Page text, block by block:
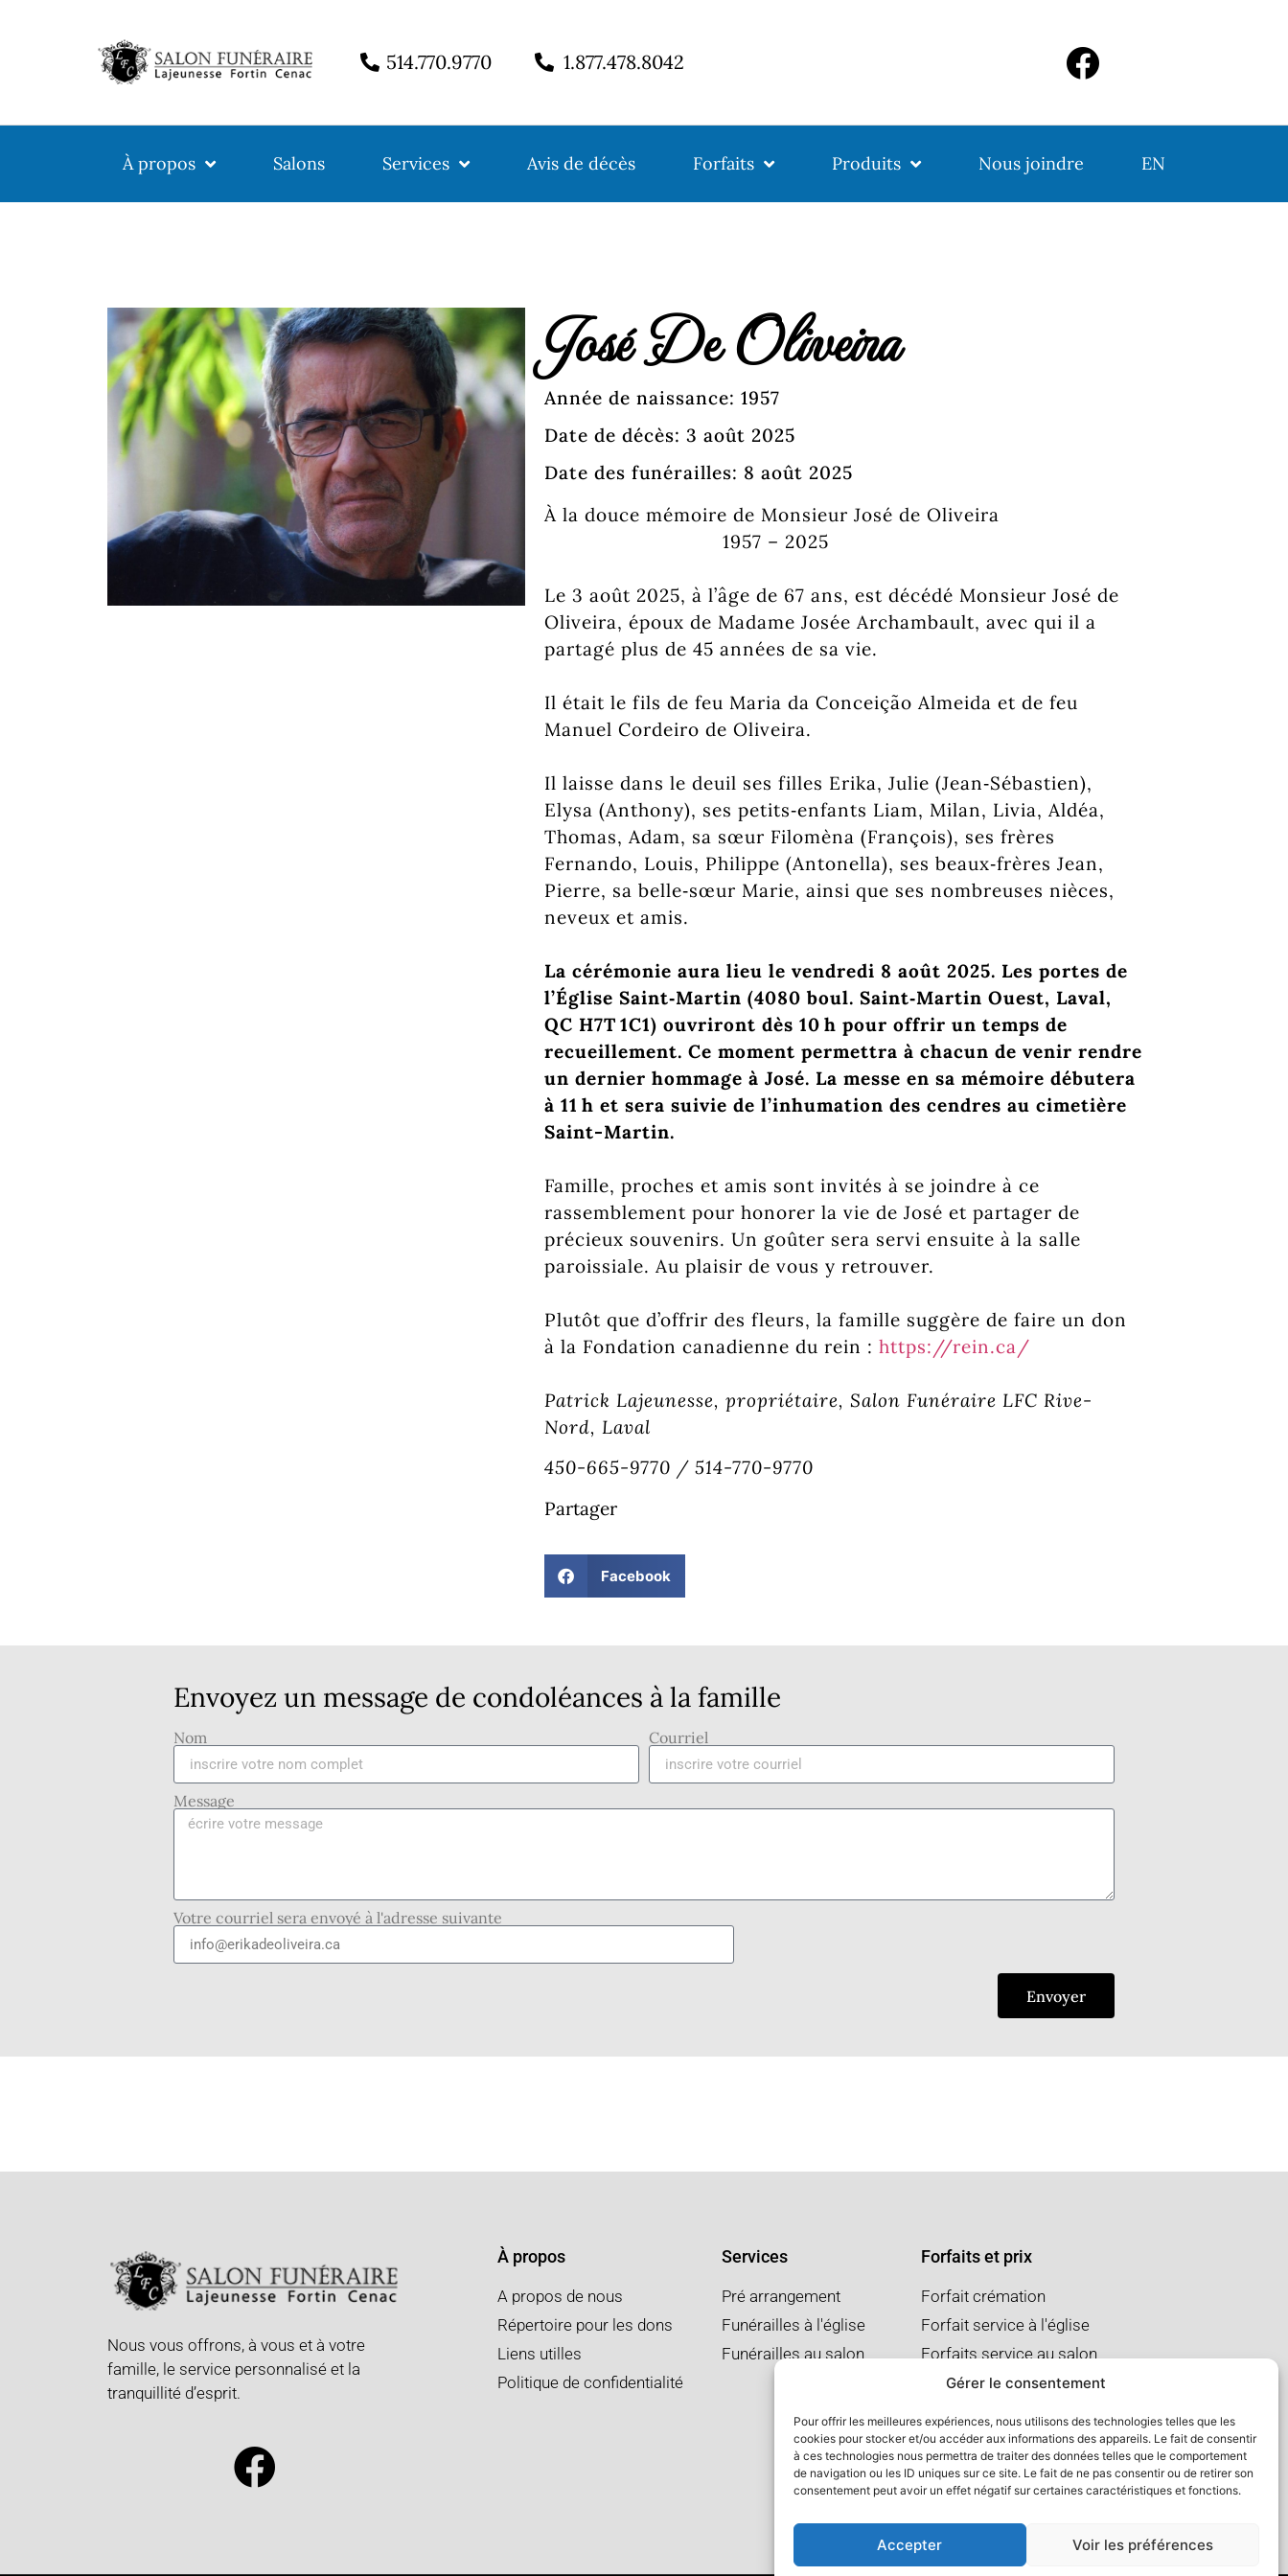
Gérer le consentement
Pour offrir les meilleures expériences, nous utilisons des technologies telles que les
cookies pour stocker et/ou accéder aux informations des appareils. Le fait de consentir
à ces technologies nous permettra de traiter des données telles que le comportement
de navigation ou les ID uniques sur ce site. Le fait de ne pas consentir ou de retirer son
consentement peut avoir un effet négatif sur certaines caractéristiques et fonctions.
Accepter Voir les préférences
514.770.9770 1.877.478.8042
À propos Salons Services Avis de décès Forfaits Produits Nous joindre EN
José De Oliveira
Année de naissance: 1957
Date de décès: 3 août 2025
Date des funérailles: 8 août 2025
À la douce mémoire de Monsieur José de Oliveira
1957 – 2025
Le 3 août 2025, à l’âge de 67 ans, est décédé Monsieur José de
Oliveira, époux de Madame Josée Archambault, avec qui il a
partagé plus de 45 années de sa vie.
Il était le fils de feu Maria da Conceição Almeida et de feu
Manuel Cordeiro de Oliveira.
Il laisse dans le deuil ses filles Erika, Julie (Jean‑Sébastien),
Elysa (Anthony), ses petits‑enfants Liam, Milan, Livia, Aldéa,
Thomas, Adam, sa sœur Filomèna (François), ses frères
Fernando, Louis, Philippe (Antonella), ses beaux‑frères Jean,
Pierre, sa belle‑sœur Marie, ainsi que ses nombreuses nièces,
neveux et amis.
La cérémonie aura lieu le vendredi 8 août 2025. Les portes de
l’Église Saint‑Martin (4080 boul. Saint‑Martin Ouest, Laval,
QC H7T 1C1) ouvriront dès 10 h pour offrir un temps de
recueillement. Ce moment permettra à chacun de venir rendre
un dernier hommage à José. La messe en sa mémoire débutera
à 11 h et sera suivie de l’inhumation des cendres au cimetière
Saint-Martin.
Famille, proches et amis sont invités à se joindre à ce
rassemblement pour honorer la vie de José et partager de
précieux souvenirs. Un goûter sera servi ensuite à la salle
paroissiale. Au plaisir de vous y retrouver.
Plutôt que d’offrir des fleurs, la famille suggère de faire un don
à la Fondation canadienne du rein : https://rein.ca/
Patrick Lajeunesse, propriétaire, Salon Funéraire LFC Rive-
Nord, Laval
450-665-9770 / 514-770-9770
Partager
Facebook
Envoyez un message de condoléances à la famille
Nom Courriel
Message
Votre courriel sera envoyé à l'adresse suivante
Envoyer
Nous vous offrons, à vous et à votre
famille, le service personnalisé et la
tranquillité d’esprit.
À propos
A propos de nous
Répertoire pour les dons
Liens utilles
Politique de confidentialité
Services
Pré arrangement
Funérailles à l'église
Funérailles au salon
Forfaits et prix
Forfait crémation
Forfait service à l'église
Forfaits service au salon